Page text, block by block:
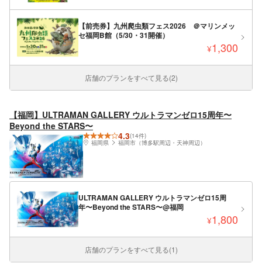
【前売券】九州爬虫類フェス2026 ＠マリンメッ
セ福岡B館（5/30・31開催）
¥1,300
店舗のプランをすべて見る(2)
【福岡】ULTRAMAN GALLERY ウルトラマンゼロ15周年〜
Beyond the STARS〜
4.3(14件)
福岡県
福岡市（博多駅周辺・天神周辺）
ULTRAMAN GALLERY ウルトラマンゼロ15周
年〜Beyond the STARS〜@福岡
¥1,800
店舗のプランをすべて見る(1)